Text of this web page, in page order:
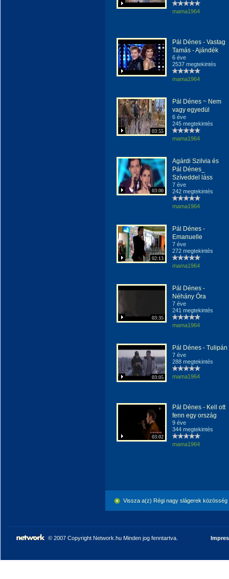
mama1964
Pál Dénes - Vastag
Tamás - Ajándék
6 éve
2537 megtekintés
mama1964
03:55
Pál Dénes ~ Nem
vagy egyedül
6 éve
245 megtekintés
mama1964
03:00
Agárdi Szilvia és
Pál Dénes_
Szíveddel láss
7 éve
242 megtekintés
mama1964
02:13
Pál Dénes -
Emanuelle
7 éve
272 megtekintés
mama1964
03:35
Pál Dénes -
Néhány Óra
7 éve
241 megtekintés
mama1964
03:05
Pál Dénes - Tulipán
7 éve
288 megtekintés
mama1964
03:02
Pál Dénes - Kell ott
fenn egy ország
9 éve
344 megtekintés
mama1964
Vissza a(z) Régi nagy slágerek
© 2007 Copyright Network.hu Minden jog fenntartva.